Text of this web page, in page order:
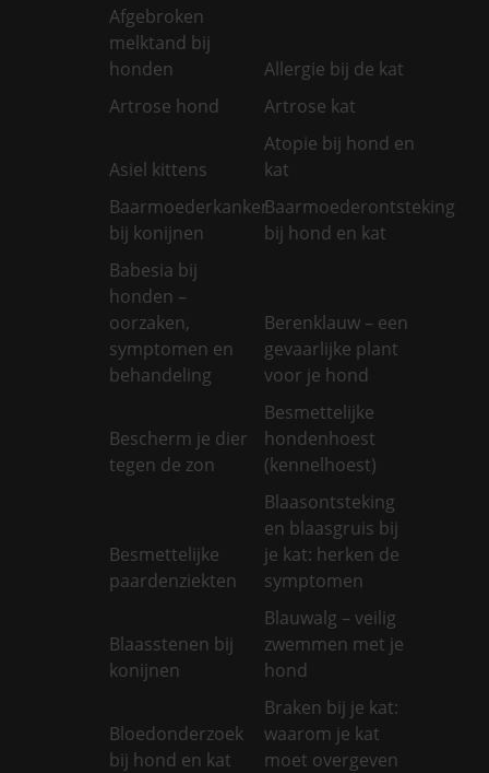
Afgebroken
melktand bij
honden
Allergie bij de kat
Artrose hond
Artrose kat
Asiel kittens
Atopie bij hond en
kat
Baarmoederkanker
bij konijnen
Baarmoederontsteking
bij hond en kat
Babesia bij
honden –
oorzaken,
symptomen en
behandeling
Berenklauw – een
gevaarlijke plant
voor je hond
Bescherm je dier
tegen de zon
Besmettelijke
hondenhoest
(kennelhoest)
Besmettelijke
paardenziekten
Blaasontsteking
en blaasgruis bij
je kat: herken de
symptomen
Blaasstenen bij
konijnen
Blauwalg – veilig
zwemmen met je
hond
Bloedonderzoek
bij hond en kat
Braken bij je kat:
waarom je kat
moet overgeven